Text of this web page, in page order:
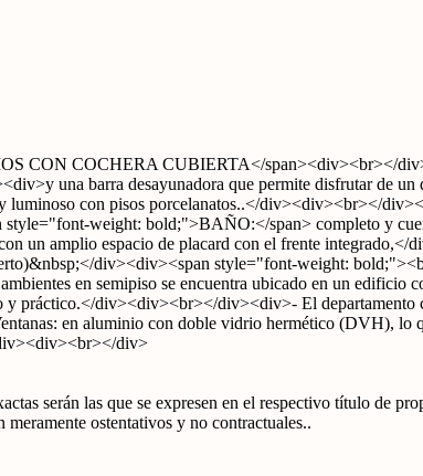
CON COCHERA CUBIERTA</span><div><br></
una barra desayunadora que permite disfrutar de
con pisos porcelanatos..</div><div><br></
weight: bold;">BAÑO:</span> completo y
un amplio espacio de placard con el frente
div><div><span style="font-weight:
en semipiso se encuentra ubicado en un edificio
práctico.</div><div><br></div><div>- El departamento
en aluminio con doble vidrio hermético (DVH), lo
div>
serán las que se expresen en el respectivo título de
ostentativos y no contractuales..